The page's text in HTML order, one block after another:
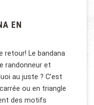
EN
retour! Le bandana
randonneur et
au juste ? C’est
ou en triangle
des motifs